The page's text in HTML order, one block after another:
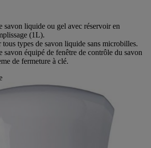
savon liquide ou gel avec réservoir en
(1L).
types de savon liquide sans microbilles.
équipé de fenêtre de contrôle du savon